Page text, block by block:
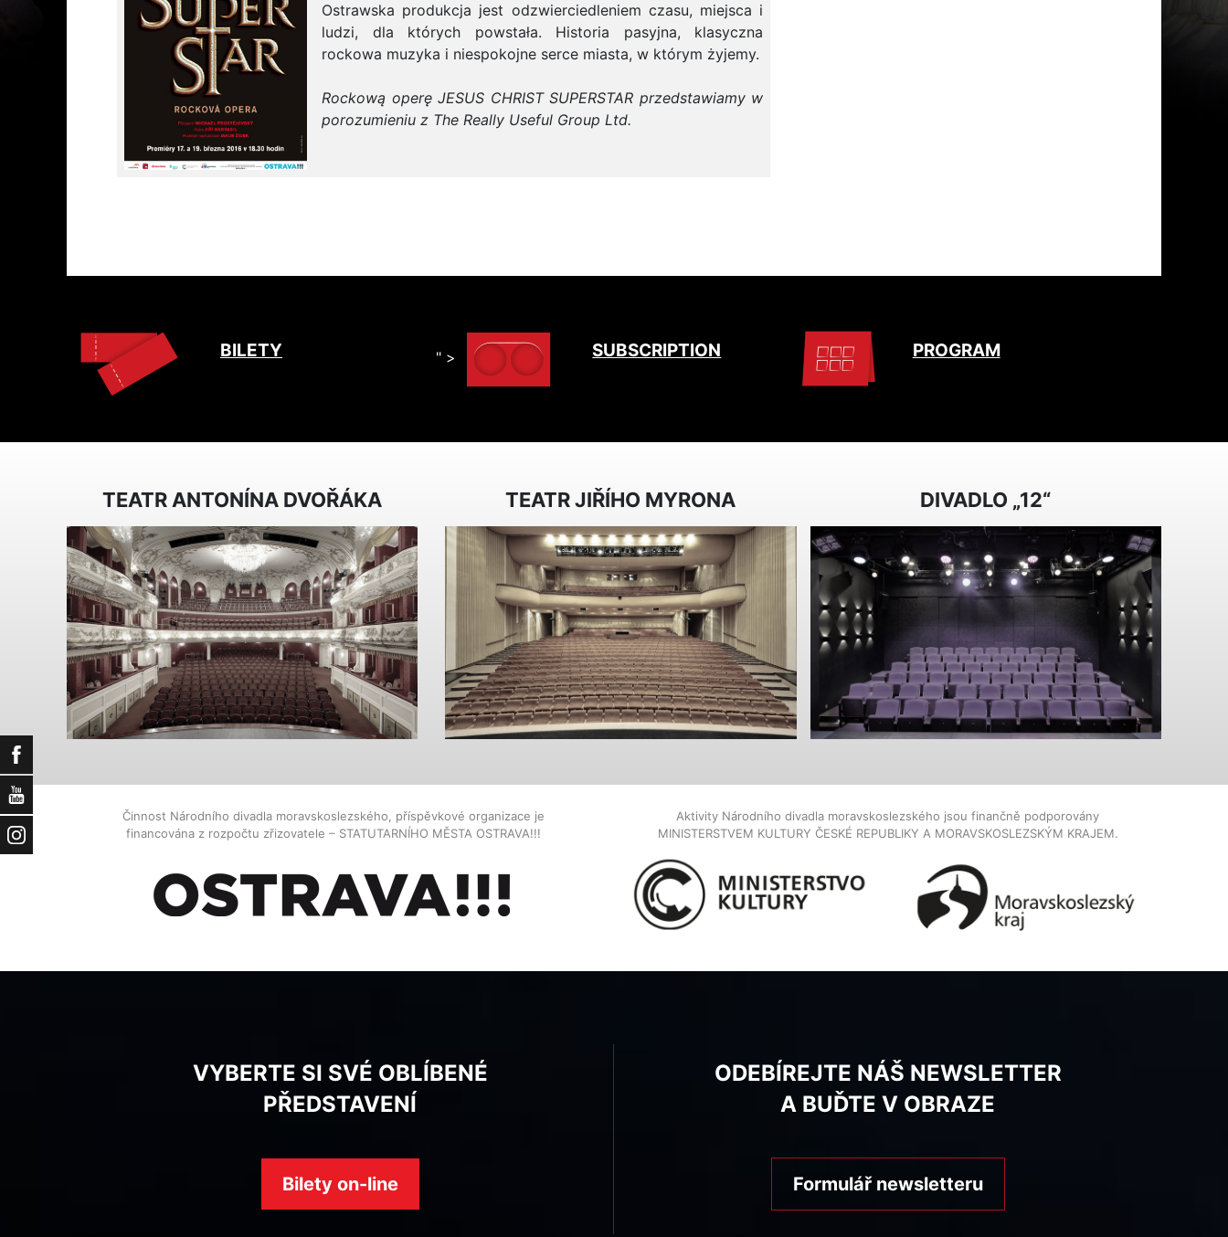
Facebook
YouTube
Instagram
Ostrawska produkcja jest odzwierciedleniem czasu, miejsca i
ludzi, dla których powstała. Historia pasyjna, klasyczna
rockowa muzyka i niespokojne serce miasta, w którym żyjemy.
Rockową operę JESUS CHRIST SUPERSTAR przedstawiamy w
porozumieniu z The Really Useful Group Ltd.
BILETY " > SUBSCRIPTION PROGRAM
TEATR ANTONÍNA DVOŘÁKA TEATR JIŘÍHO MYRONA DIVADLO „12“
Činnost Národního divadla moravskoslezského, příspěvkové organizace je
financována z rozpočtu zřizovatele – STATUTARNÍHO MĚSTA OSTRAVA!!!
Aktivity Národního divadla moravskoslezského jsou finančně podporovány
MINISTERSTVEM KULTURY ČESKÉ REPUBLIKY A MORAVSKOSLEZSKÝM KRAJEM.
VYBERTE SI SVÉ OBLÍBENÉ
PŘEDSTAVENÍ
Bilety on-line
ODEBÍREJTE NÁŠ NEWSLETTER
A BUĎTE V OBRAZE
Formulář newsletteru